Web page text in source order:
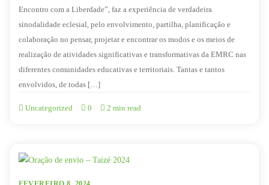
Encontro com a Liberdade”, faz a experiência de verdadeira
sinodalidade eclesial, pelo envolvimento, partilha, planificação e
colaboração no pensar, projetar e encontrar os modos e os meios de
realização de atividades significativas e transformativas da EMRC nas
diferentes comunidades educativas e territoriais. Tantas e tantos
envolvidos, de todas […]
Uncategorized 0 2 min read